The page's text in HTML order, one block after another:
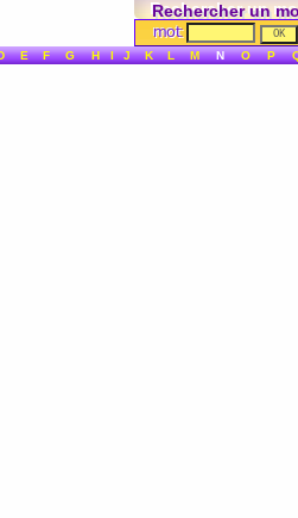
Rechercher un
mot:
E F G H I J K L M N O P